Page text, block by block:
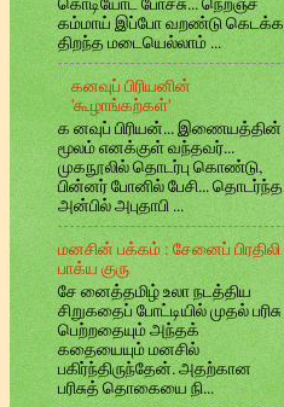
கம்மாய் இப்போ வறண்டு கெடக்க
திறந்த மடையெல்லாம் ...
கனவுப் பிரியனின்
'கூழாங்கற்கள்'
க னவுப் பிரியன்... இணையத்தின்
மூலம் எனக்குள் வந்தவர்...
முகநூலில் தொடர்பு கொண்டு,
பின்னர் போனில் பேசி... தொடர்ந்த
அன்பில் அபுதாபி ...
மனசின் பக்கம் : சேனைப் பிரதிலி
பாக்ய குரு
சே னைத்தமிழ் உலா நடத்திய
சிறுகதைப் போட்டியில் முதல் பரிசு
பெற்றதையும் அந்தக்
கதையையும் மனசில்
பகிர்ந்திருந்தேன். அதற்கான
பரிசுத் தொகையை நி...